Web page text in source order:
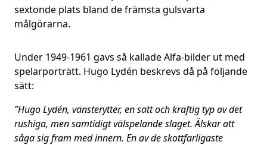
sextonde plats bland de främsta gulsvarta
målgörarna.
Under 1949-1961 gavs så kallade Alfa-bilder ut med
spelarporträtt. Hugo Lydén beskrevs då på följande
sätt:
”Hugo Lydén, vänsterytter, en satt och kraftig typ av det
rushiga, men samtidigt välspelande slaget. Älskar att
såga sig fram med innern. En av de skottfarligaste